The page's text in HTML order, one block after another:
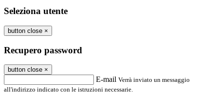
Seleziona utente
button close ×
Recupero password
button close ×
E-mail Verrà inviato un messaggio
all'indirizzo indicato con le istruzioni necessarie.